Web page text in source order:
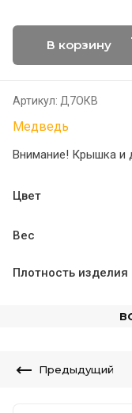
В корзину
Артикул: Д7ОКВ
Медведь
Внимание! Крышка и
Цвет
Вес
Плотность изделия
Предыдущий